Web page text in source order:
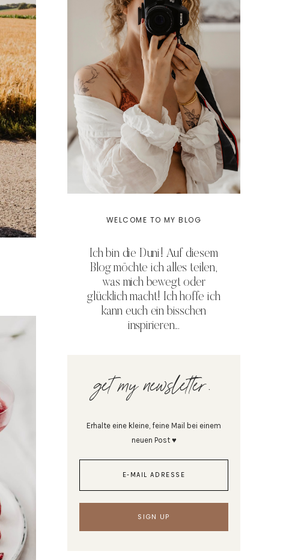
WELCOME TO MY BLOG
Ich bin die Duni! Auf diesem
Blog möchte ich alles teilen,
was mich bewegt oder
glücklich macht! Ich hoffe ich
kann euch ein bisschen
inspirieren...
get my newsletter.
Erhalte eine kleine, feine Mail bei einem
neuen Post ♥